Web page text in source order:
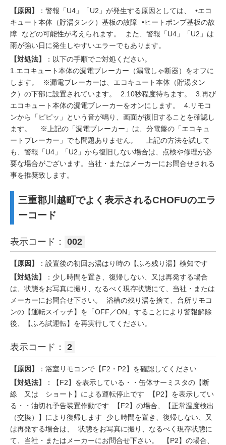
【原因】
：警報「U4」「U2」が発生する原因としては、 •エコ
キュート本体（貯湯タンク）基板の故障 •ヒートポンプ基板の故
障 などの可能性が考えられます。 また、警報「U4」「U2」は
雨が強い日に発生しやすいエラーでもあります。
【対処法】
：以下の手順でご対処ください。
1.エコキュート本体の漏電ブレーカー（漏電しゃ断器）をオフに
します。 ※漏電ブレーカーは、エコキュート本体（貯湯タン
ク）の下部に設置されています。 2.10秒程度待ちます。 3.再び
エコキュート本体の漏電ブレーカーをオンにします。 4.リモコ
ンから「ピピッ」という音が鳴り、画面が復旧することを確認し
ます。 ※上記の「漏電ブレーカー」は、分電盤の「エコキュ
ートブレーカー」でも問題ありません。 上記の方法を試して
も、警報「U4」「U2」から復旧しない場合は、点検や修理が必
要な場合がございます。当社・またはメーカーにお問合せされる
事を推奨致します。
三重郡川越町でよく表示されるCHOFUのエラ
ーコード
表示コード： 002
【原因】
：設置後の初回お湯はり時の【ふろ残り湯】検知です
【対処法】
：少し時間を置き、復帰しない、又は再発する場合
は、状態をお写真に撮り、なるべく現存状態にて、当社・または
メーカーにお問合せ下さい。 浴槽の残り湯を捨て、台所リモコ
ンの【運転スイッチ】を「OFF／ON」することにより警報解除
後、【ふろ試運転】を再実行してください。
表示コード： 2
【原因】
：浴室リモコンで【F2・P2】を確認してください
【対処法】
：【F2】を表示している・・缶体サーミスタの【断
線 又は ショート】による運転停止です 【P2】を表示してい
る・・油切れ予告装置作動です 【F2】の場合、【正常温度検出
（交換）】により復帰します 少し時間を置き、復帰しない、又
は再発する場合は、 状態をお写真に撮り、なるべく現存状態に
て、当社・またはメーカーにお問合せ下さい。 【P2】の場合、